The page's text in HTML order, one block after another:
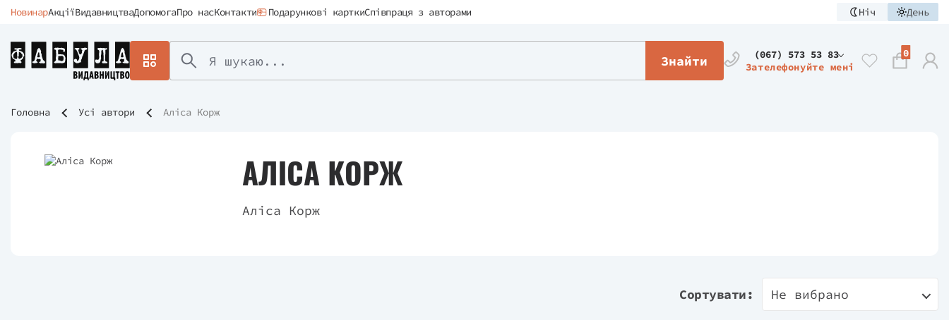
НовинарАкціїВидавництваДопомогаПро насКонтакти Подарункові карткиСпівпраця з авторами Ніч День
Знайти
(067) 573 53 83
Зателефонуйте мені
0
Головна Усі автори Аліса Корж
АЛІСА КОРЖ
Аліса Корж
Сортувати: Не вибрано